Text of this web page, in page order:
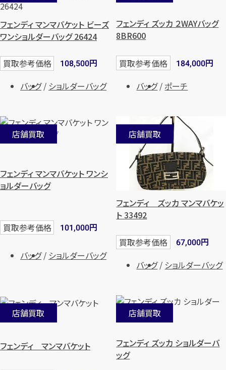
無料
で無料査定
【総合受付】24時間・年中無休(年末年
始除く)
フェンディ マンマバケット ビーズ
ワンショルダーバッグ 26424
買取参考価格 108,500円
バッグ
ショルダーバッグ
フェンディ ズッカ ２WAYバッグ
8BR600
買取参考価格 184,000円
バッグ
ポーチ
店舗買取
フェンディ マンマバケット ワンシ
ョルダーバッグ
買取参考価格 101,000円
バッグ ショルダーバッグ
店舗買取
フェンディ ズッカ マンマバケッ
ト 33492
買取参考価格 67,000円
バッグ
ショルダーバッグ
店舗買取
フェンディ マンマバケット
店舗買取
フェンディ ズッカ ショルダーバ
ッグ